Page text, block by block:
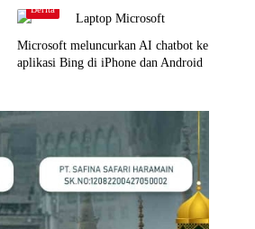
Berita
Microsoft meluncurkan AI chatbot ke
aplikasi Bing di iPhone dan Android